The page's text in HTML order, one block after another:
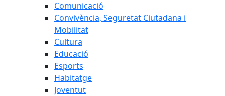
Comunicació
Convivència, Seguretat Ciutadana i
Mobilitat
Cultura
Educació
Esports
Habitatge
Joventut